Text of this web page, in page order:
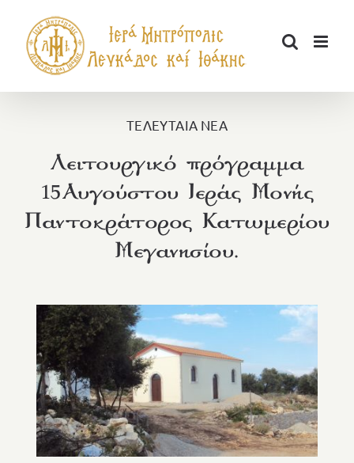
περιεχόμενο
ΤΕΛΕΥΤΑΙΑ ΝΕΑ
Λειτουργικό πρόγραμμα
15Αυγούστου Ιεράς Μονής
Παντοκράτορος Κατωμερίου
Μεγανησίου.